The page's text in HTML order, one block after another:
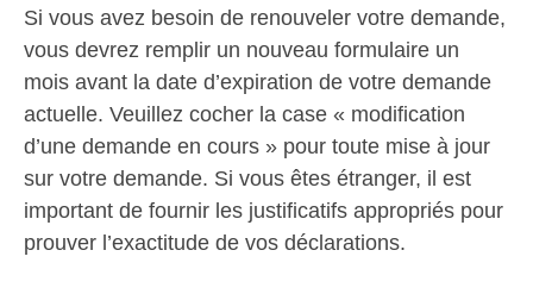
Si vous avez besoin de renouveler votre demande,
vous devrez remplir un nouveau formulaire un
mois avant la date d’expiration de votre demande
actuelle. Veuillez cocher la case « modification
d’une demande en cours » pour toute mise à jour
sur votre demande. Si vous êtes étranger, il est
important de fournir les justificatifs appropriés pour
prouver l’exactitude de vos déclarations.